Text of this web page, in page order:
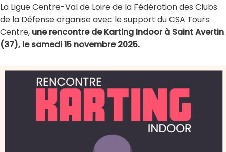
La Ligue Centre-Val de Loire de la Fédération des Clubs
de la Défense organise avec le support du CSA Tours
Centre, une rencontre de Karting Indoor à Saint Avertin
(37), le samedi 15 novembre 2025.